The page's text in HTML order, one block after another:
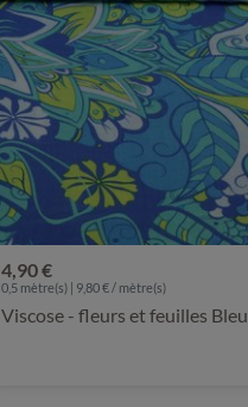
4,90 €
0,5 mètre(s) | 9,80 € / mètre(s)
Viscose - fleurs et feuilles Bleu